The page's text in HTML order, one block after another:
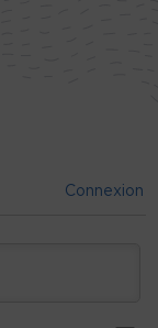
Connexion